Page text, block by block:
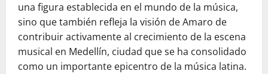
una figura establecida en el mundo de la música,
sino que también refleja la visión de Amaro de
contribuir activamente al crecimiento de la escena
musical en Medellín, ciudad que se ha consolidado
como un importante epicentro de la música latina.